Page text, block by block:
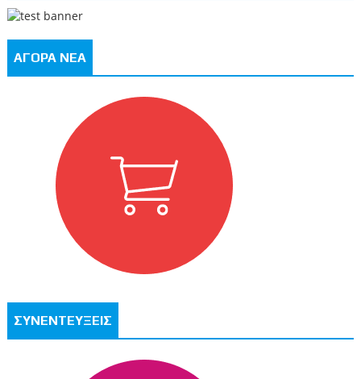
ΑΓΟΡΑ ΝΕΑ
ΣΥΝΕΝΤΕΥΞΕΙΣ